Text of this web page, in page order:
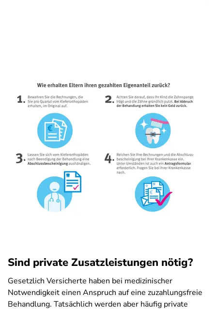
Sind private Zusatzleistungen nötig?
Gesetzlich Versicherte haben bei medizinischer
Notwendigkeit einen Anspruch auf eine zuzahlungsfreie
Behandlung. Tatsächlich werden aber häufig private